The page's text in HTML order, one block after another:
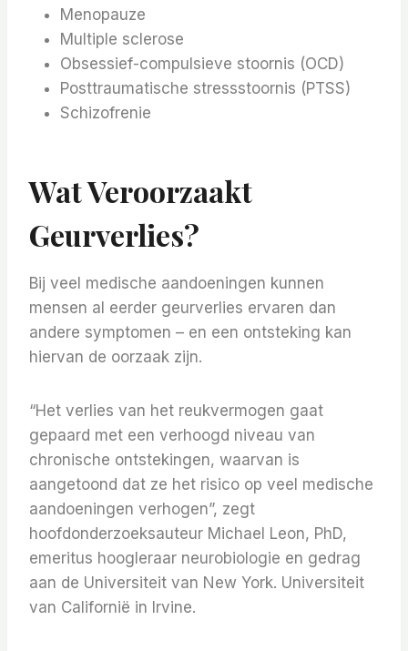
Menopauze
Multiple sclerose
Obsessief-compulsieve stoornis (OCD)
Posttraumatische stressstoornis (PTSS)
Schizofrenie
Wat Veroorzaakt
Geurverlies?
Bij veel medische aandoeningen kunnen
mensen al eerder geurverlies ervaren dan
andere symptomen – en een ontsteking kan
hiervan de oorzaak zijn.
“Het verlies van het reukvermogen gaat
gepaard met een verhoogd niveau van
chronische ontstekingen, waarvan is
aangetoond dat ze het risico op veel medische
aandoeningen verhogen”, zegt
hoofdonderzoeksauteur Michael Leon, PhD,
emeritus hoogleraar neurobiologie en gedrag
aan de Universiteit van New York. Universiteit
van Californië in Irvine.